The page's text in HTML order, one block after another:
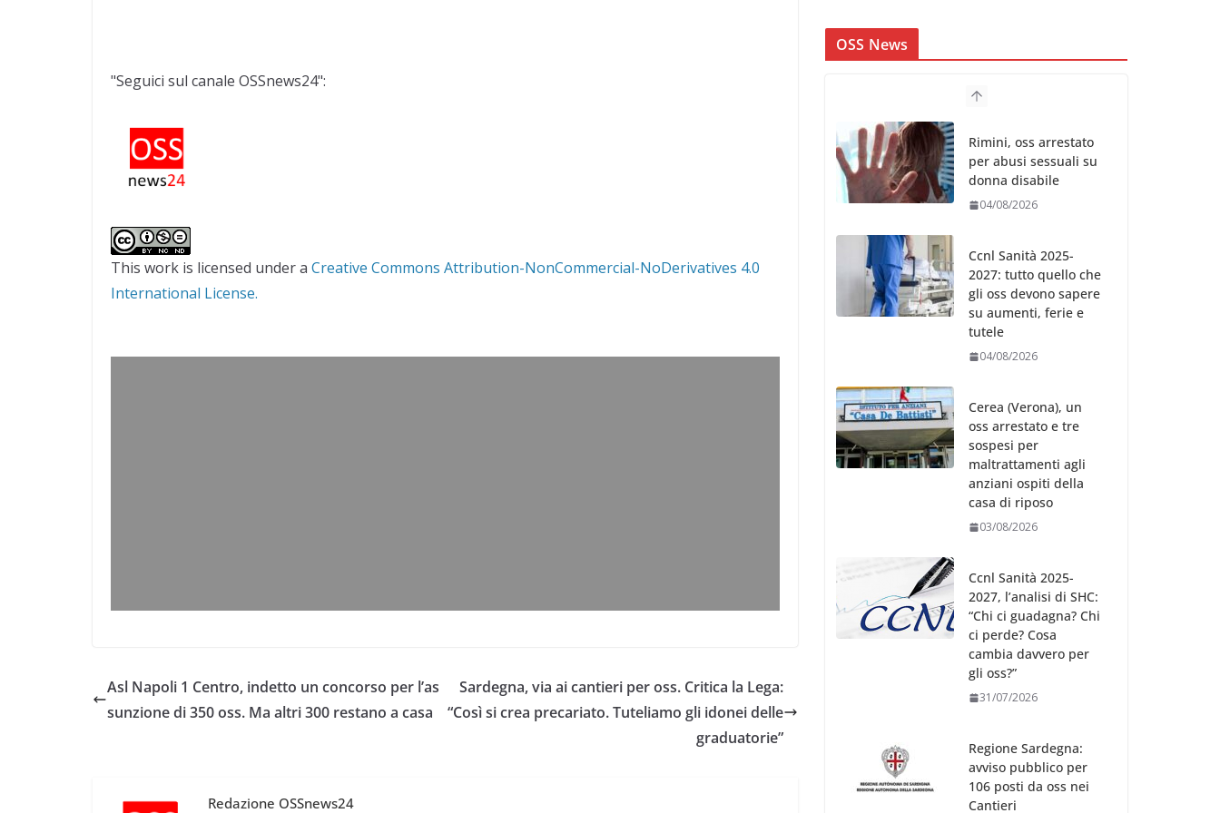
"Seguici sul canale OSSnews24":
This work is licensed under a Creative Commons Attribution-NonCommercial-NoDerivatives 4.0
International License.
Asl Napoli 1 Centro, indetto un concorso per l’as
sunzione di 350 oss. Ma altri 300 restano a casa
Sardegna, via ai cantieri per oss. Critica la Lega:
“Così si crea precariato. Tuteliamo gli idonei delle
graduatorie”
Redazione OSSnews24
OSS News
Rimini, oss arrestato
per abusi sessuali su
donna disabile
04/08/2026
Ccnl Sanità 2025-
2027: tutto quello che
gli oss devono sapere
su aumenti, ferie e
tutele
04/08/2026
Cerea (Verona), un
oss arrestato e tre
sospesi per
maltrattamenti agli
anziani ospiti della
casa di riposo
03/08/2026
Ccnl Sanità 2025-
2027, l’analisi di SHC:
“Chi ci guadagna? Chi
ci perde? Cosa
cambia davvero per
gli oss?”
31/07/2026
Regione Sardegna:
avviso pubblico per
106 posti da oss nei
Cantieri